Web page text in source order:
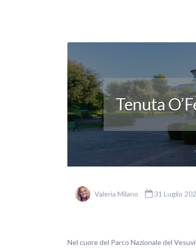
Tenuta
Valeria Milano 31 Luglio
Nel cuore del Parco Nazionale del